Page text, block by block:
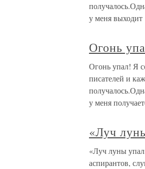
у меня выходит
Огонь
Огонь упал! Я
писателей и
у меня
«Луч
«Луч луны упал
аспирантов,